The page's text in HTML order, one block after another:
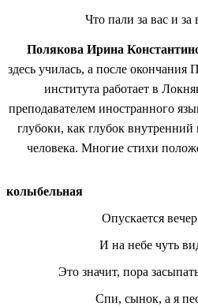
Что пали за вас и
Полякова Ирина
здесь училась, а после окончания
института работает в
преподавателем иностранного
глубоки, как глубок
человека. Многие стихи
колыбельная
Опускается
И на небе чуть
Это значит, пора
Спи, сынок, а я